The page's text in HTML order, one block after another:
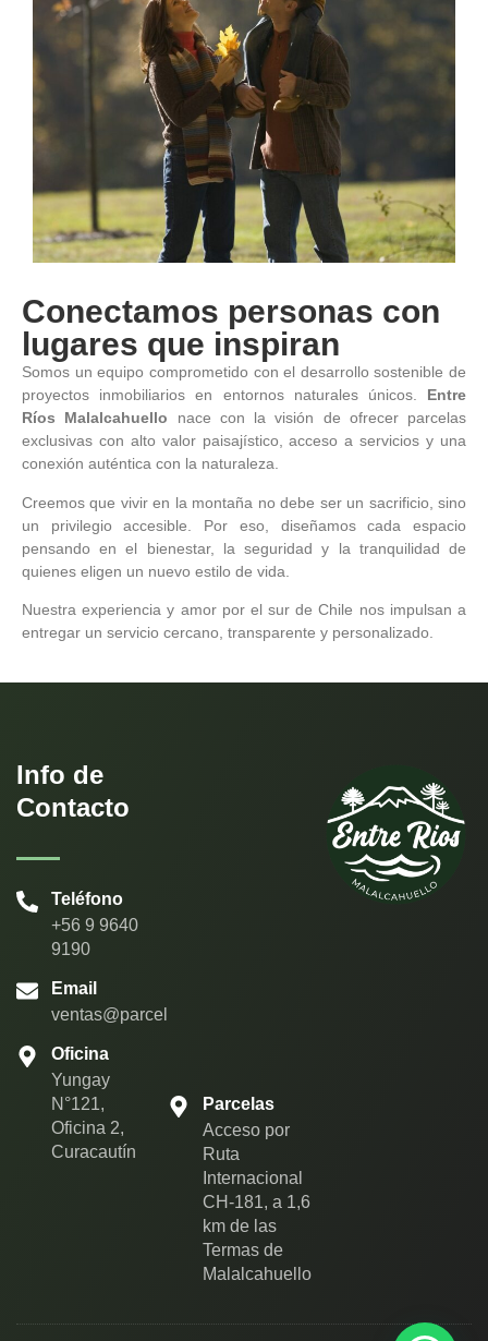
Conectamos personas con
lugares que inspiran
Somos un equipo comprometido con el desarrollo sostenible de
proyectos inmobiliarios en entornos naturales únicos. Entre
Ríos Malalcahuello nace con la visión de ofrecer parcelas
exclusivas con alto valor paisajístico, acceso a servicios y una
conexión auténtica con la naturaleza.
Creemos que vivir en la montaña no debe ser un sacrificio, sino
un privilegio accesible. Por eso, diseñamos cada espacio
pensando en el bienestar, la seguridad y la tranquilidad de
quienes eligen un nuevo estilo de vida.
Nuestra experiencia y amor por el sur de Chile nos impulsan a
entregar un servicio cercano, transparente y personalizado.
Info de
Contacto
Teléfono
+56 9 9640
9190
Email
ventas@parcelasentrerios.com
Oficina
Yungay
N°121,
Oficina 2,
Curacautín
Parcelas
Acceso por
Ruta
Internacional
CH-181, a 1,6
km de las
Termas de
Malalcahuello